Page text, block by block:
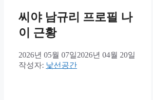
씨야 남규리 프로필 나
이 근황
2026년 05월 07일2026년 04월 20일
작성자: 낯선공간